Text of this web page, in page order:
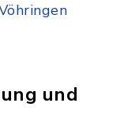
und